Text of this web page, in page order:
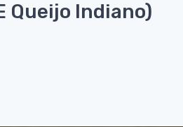
Queijo Indiano)